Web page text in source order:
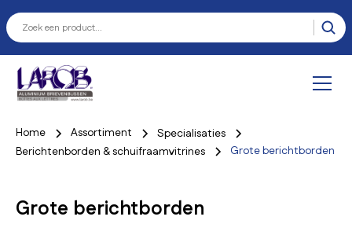
Home Assortiment
Specialisaties
Berichtenborden & schuifraamvitrines
Grote berichtborden
Grote berichtborden